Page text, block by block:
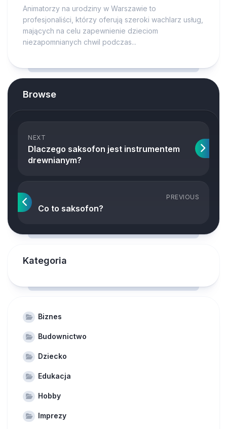
Animatorzy na urodziny w Warszawie to
profesjonaliści, którzy oferują szeroki wachlarz usług,
mających na celu zapewnienie dzieciom
niezapomnianych chwil podczas...
Browse
NEXT
Dlaczego saksofon jest instrumentem
drewnianym?
PREVIOUS
Co to saksofon?
Kategoria
Biznes
Budownictwo
Dziecko
Edukacja
Hobby
Imprezy